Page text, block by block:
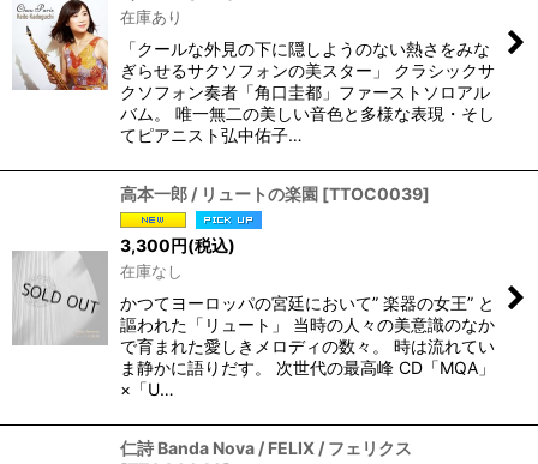
在庫あり
「クールな外見の下に隠しようのない熱さをみな
ぎらせるサクソフォンの美スター」 クラシックサ
クソフォン奏者「角口圭都」ファーストソロアル
バム。 唯一無二の美しい音色と多様な表現・そし
てピアニスト弘中佑子…
高本一郎 / リュートの楽園 [TTOC0039]
3,300円(税込)
在庫なし
かつてヨーロッパの宮廷において” 楽器の女王” と
謳われた「リュート」 当時の人々の美意識のなか
で育まれた愛しきメロディの数々。 時は流れてい
ま静かに語りだす。 次世代の最高峰 CD「MQA」
×「U…
仁詩 Banda Nova / FELIX / フェリクス